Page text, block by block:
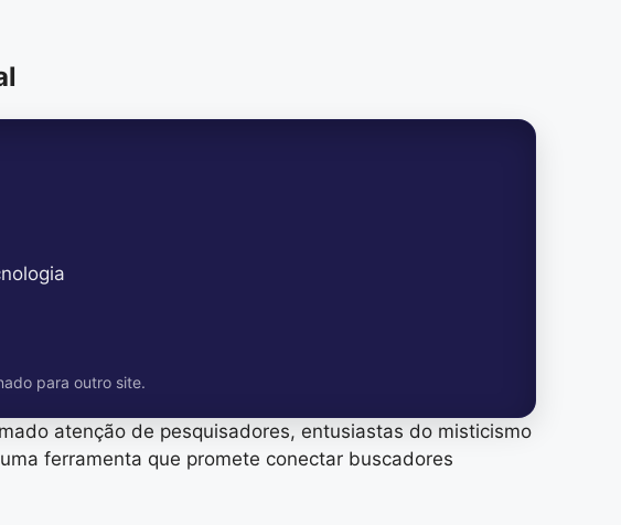
para outro site.
atenção de pesquisadores, entusiastas do misticismo
ferramenta que promete conectar buscadores